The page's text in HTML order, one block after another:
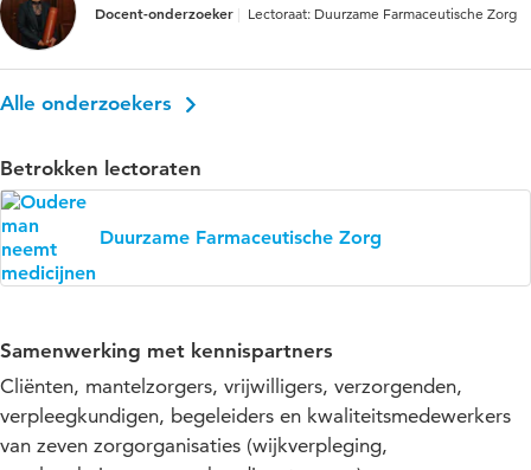
Docent-onderzoeker Lectoraat: Duurzame Farmaceutische Zorg
Alle onderzoekers
Betrokken lectoraten
Duurzame Farmaceutische Zorg
Samenwerking met kennispartners
Cliënten, mantelzorgers, vrijwilligers, verzorgenden,
verpleegkundigen, begeleiders en kwaliteitsmedewerkers
van zeven zorgorganisaties (wijkverpleging,